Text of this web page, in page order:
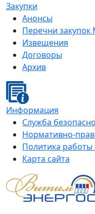
Закупки
Анонсы
Перечни
Извещения
Договоры
Архив
Информация
Служба
Нормативно-
Политика
Карта сайта